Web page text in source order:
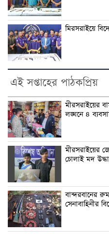
মিরসরাইয়ে
এই সপ্তাহের পাঠকপ্রিয়
মীরসরাইয়ের
লঙ্ঘনে ৪
মীরসরাইয়ের
চোলাই মদ
বান্দরবানের
সেনাবাহিনীর